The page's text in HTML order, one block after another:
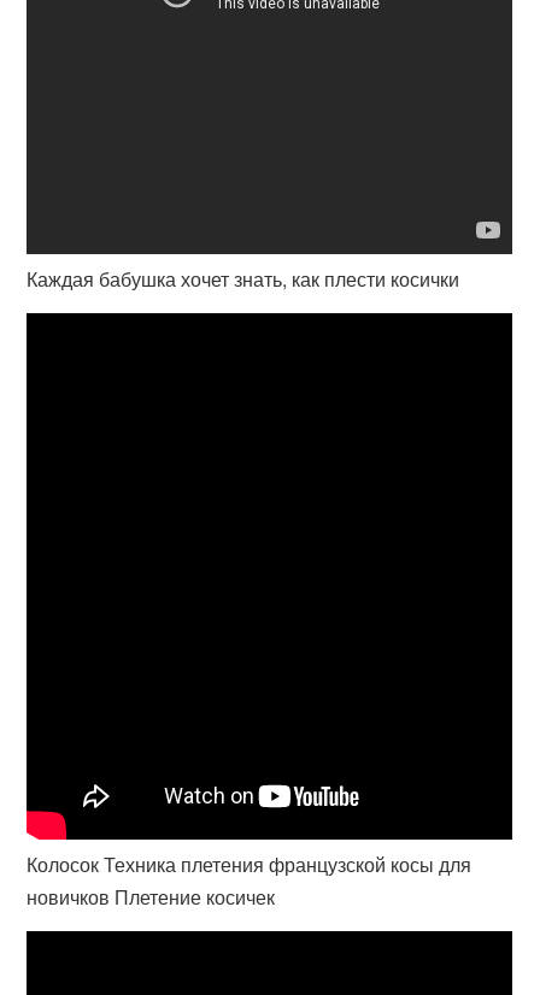
Каждая бабушка хочет знать, как плести косички
Колосок Техника плетения французской косы для
новичков Плетение косичек